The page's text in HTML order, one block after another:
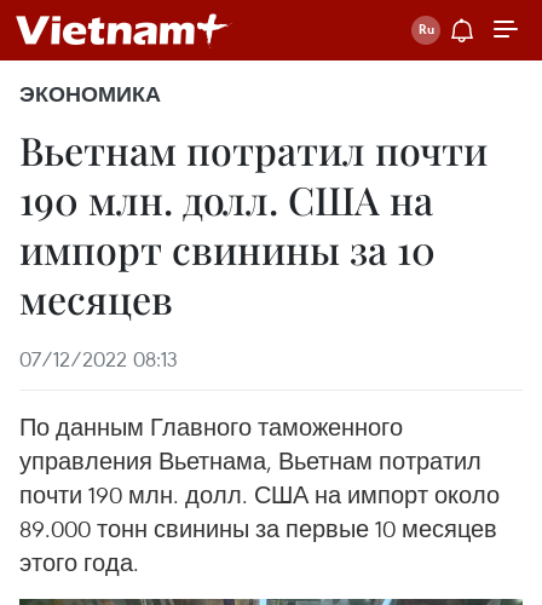
ЭКОНОМИКА
Вьетнам потратил почти
190 млн. долл. США на
импорт свинины за 10
месяцев
07/12/2022 08:13
По данным Главного таможенного
управления Вьетнама, Вьетнам потратил
почти 190 млн. долл. США на импорт около
89.000 тонн свинины за первые 10 месяцев
этого года.